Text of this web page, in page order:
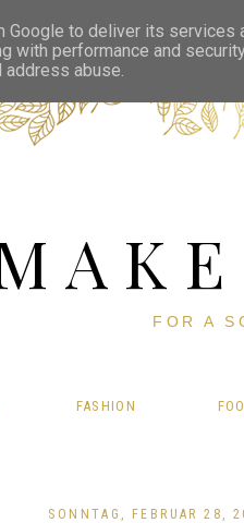
FOR A
FASHION
SONNTAG, FEBRUAR 28,
to deliver its services
with performance and
abuse.